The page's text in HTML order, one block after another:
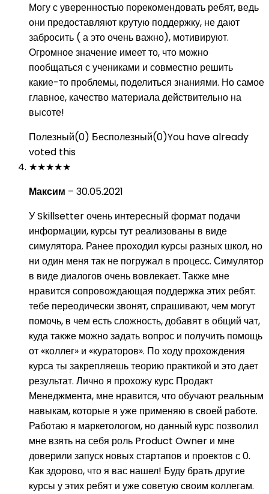
Могу с уверенностью порекомендовать ребят, ведь
они предоставляют крутую поддержку, не дают
забросить ( а это очень важно), мотивируют.
Огромное значение имеет то, что можно
пообщаться с учениками и совместно решить
какие-то проблемы, поделиться знаниями. Но самое
главное, качество материала действительно на
высоте!
Полезный(0) Бесполезный(0)You have already
voted this
★★★★★
Максим – 30.05.2021
У Skillsetter очень интересный формат подачи
информации, курсы тут реализованы в виде
симулятора. Ранее проходил курсы разных школ, но
ни один меня так не погружал в процесс. Симулятор
в виде диалогов очень вовлекает. Также мне
нравится сопровождающая поддержка этих ребят:
тебе переодически звонят, спрашивают, чем могут
помочь, в чем есть сложность, добавят в общий чат,
куда также можно задать вопрос и получить помощь
от «коллег» и «кураторов». По ходу прохождения
курса ты закрепляешь теорию практикой и это дает
результат. Лично я прохожу курс Продакт
Менеджмента, мне нравится, что обучают реальным
навыкам, которые я уже применяю в своей работе.
Работаю я маркетологом, но данный курс позволил
мне взять на себя роль Product Owner и мне
доверили запуск новых стартапов и проектов с 0.
Как здорово, что я вас нашел! Буду брать другие
курсы у этих ребят и уже советую своим коллегам.